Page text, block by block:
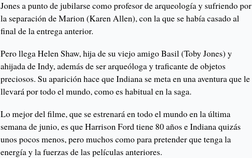
Jones a punto de jubilarse como profesor de arqueología y sufriendo por
la separación de Marion (Karen Allen), con la que se había casado al
final de la entrega anterior.
Pero llega Helen Shaw, hija de su viejo amigo Basil (Toby Jones) y
ahijada de Indy, además de ser arqueóloga y traficante de objetos
preciosos. Su aparición hace que Indiana se meta en una aventura que le
llevará por todo el mundo, como es habitual en la saga.
Lo mejor del filme, que se estrenará en todo el mundo en la última
semana de junio, es que Harrison Ford tiene 80 años e Indiana quizás
unos pocos menos, pero muchos como para pretender que tenga la
energía y la fuerzas de las películas anteriores.